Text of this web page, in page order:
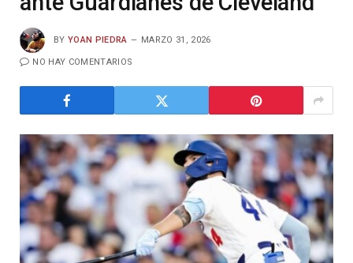
BY YOAN PIEDRA MARZO 31, 2026
NO HAY COMENTARIOS